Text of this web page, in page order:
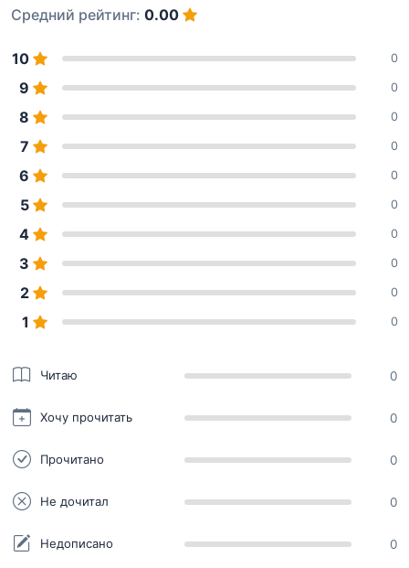
Средний рейтинг: 0.00
10 0
9 0
8 0
7 0
6 0
5 0
4 0
3 0
2 0
1 0
Читаю 0
Хочу прочитать 0
Прочитано 0
Не дочитал 0
Недописано 0